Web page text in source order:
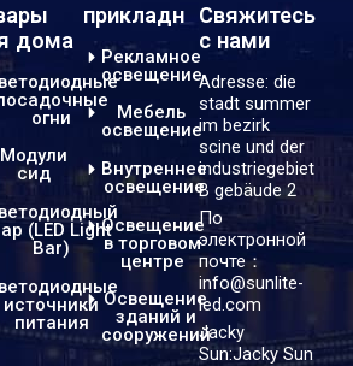
дома
огни
Модули
сид
(LED Light
Bar)
источники
питания
прикладн
Рекламное
освещение
Мебель
освещение
Внутреннее
освещение
Освещение
в торговом
центре
Освещение
зданий и
сооружений
Свяжитесь
с нами
Adresse: die
stadt summer
im bezirk
scine und der
industriegebiet
B gebäude 2
По
электронной
почте：
info@sunlite-
led.com
Jacky
Sun:Jacky Sun